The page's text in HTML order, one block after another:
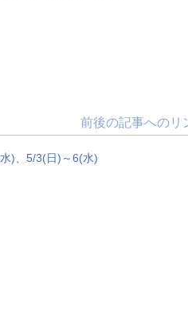
前後の記事へのリ
)、5/3(日)～6(水)